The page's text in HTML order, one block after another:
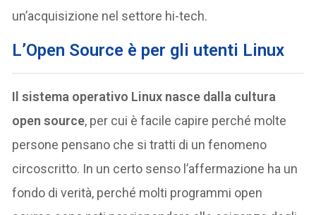
un’acquisizione nel settore hi-tech.
L’Open Source è per gli utenti Linux
Il sistema operativo Linux nasce dalla cultura
open source, per cui è facile capire perché molte
persone pensano che si tratti di un fenomeno
circoscritto. In un certo senso l’affermazione ha un
fondo di verità, perché molti programmi open